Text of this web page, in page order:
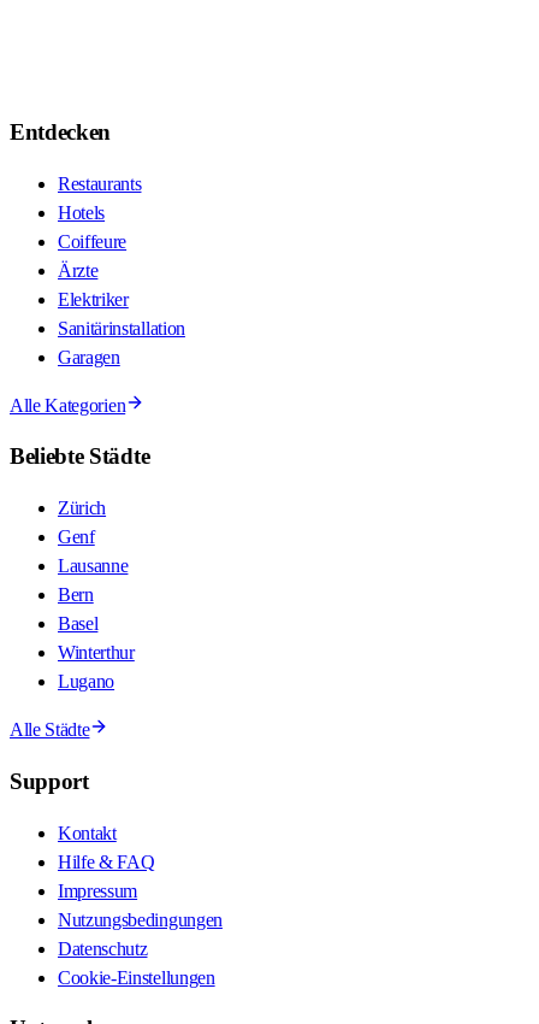
Entdecken
Restaurants
Hotels
Coiffeure
Ärzte
Elektriker
Sanitärinstallation
Garagen
Alle Kategorien
Beliebte Städte
Zürich
Genf
Lausanne
Bern
Basel
Winterthur
Lugano
Alle Städte
Support
Kontakt
Hilfe & FAQ
Impressum
Nutzungsbedingungen
Datenschutz
Cookie-Einstellungen